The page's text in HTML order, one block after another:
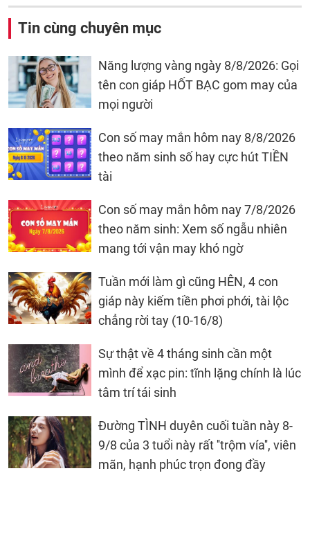
Tin cùng chuyên mục
Năng lượng vàng ngày 8/8/2026: Gọi
tên con giáp HỐT BẠC gom may của
mọi người
Con số may mắn hôm nay 8/8/2026
theo năm sinh số hay cực hút TIỀN
tài
Con số may mắn hôm nay 7/8/2026
theo năm sinh: Xem số ngẫu nhiên
mang tới vận may khó ngờ
Tuần mới làm gì cũng HÊN, 4 con
giáp này kiếm tiền phơi phới, tài lộc
chẳng rời tay (10-16/8)
Sự thật về 4 tháng sinh cần một
mình để xạc pin: tĩnh lặng chính là lúc
tâm trí tái sinh
Đường TÌNH duyên cuối tuần này 8-
9/8 của 3 tuổi này rất ''trộm vía'', viên
mãn, hạnh phúc trọn đong đầy